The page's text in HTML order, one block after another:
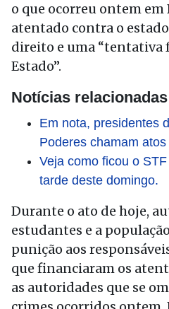
o que ocorreu ontem
atentado contra o
direito e uma “tentativa
Estado”.
Notícias
Em nota, presidentes
Poderes chamam atos
Veja como ficou o
tarde deste domingo.
Durante o ato de hoje,
estudantes e a
punição aos
que financiaram os
as autoridades que se